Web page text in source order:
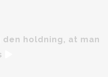
holdning, at man